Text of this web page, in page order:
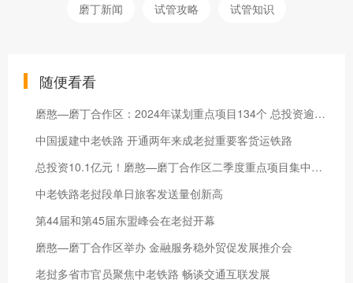
磨丁新闻 试管攻略 试管知识
随便看看
磨憨—磨丁合作区：2024年谋划重点项目134个 总投资逾678亿元
中国援建中老铁路 开通两年来成老挝重要客货运铁路
总投资10.1亿元！磨憨—磨丁合作区二季度重点项目集中开工
中老铁路老挝段单日旅客发送量创新高
第44届和第45届东盟峰会在老挝开幕
磨憨—磨丁合作区举办 金融服务稳外贸促发展推介会
老挝多省市官员聚焦中老铁路 畅谈交通互联发展